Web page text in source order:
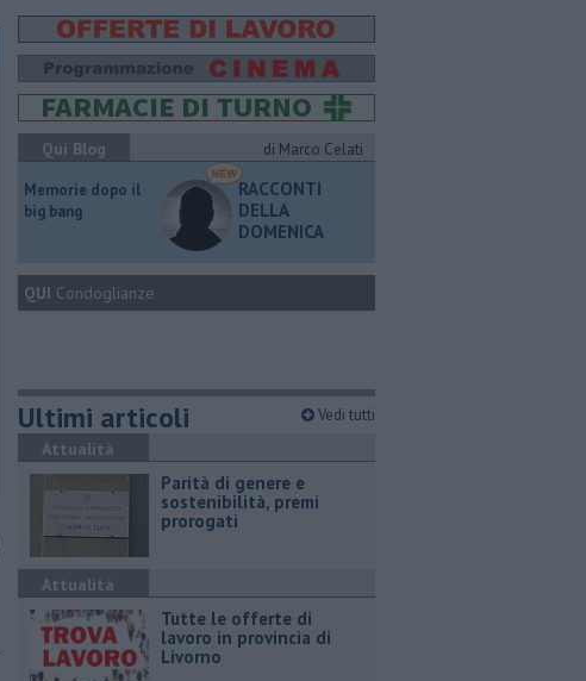
Qui Blog
di Marco Celati
Memorie dopo il
big bang
RACCONTI
DELLA
DOMENICA
QUI Condoglianze
Ultimi articoli Vedi tutti
Attualità
Parità di genere e
sostenibilità, premi
prorogati
Attualità
​Tutte le offerte di
lavoro in provincia di
Livorno